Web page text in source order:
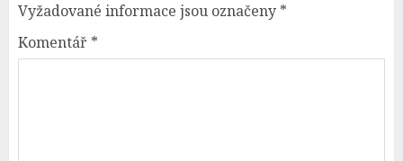
Vyžadované informace jsou označeny *
Komentář *